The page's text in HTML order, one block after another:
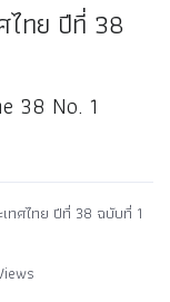
ไทย ปีที่ 38
38 No. 1
ทศไทย ปีที่ 38 ฉบับที่ 1